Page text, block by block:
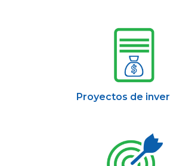
Proyectos de